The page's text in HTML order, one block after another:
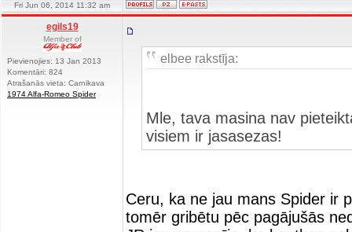
Fri Jun 06, 2014 11:32 am
egils19
Member of
Pievienojies: 13 Jan 2013
Komentāri: 824
Atrašanās vieta: Carnikava
1974 Alfa-Romeo Spider
elbee rakstīja:
Mle, tava masina nav
visiem ir jasasezas!
Ceru, ka ne jau mans Spider ir
tomēr gribētu pēc pagājušās